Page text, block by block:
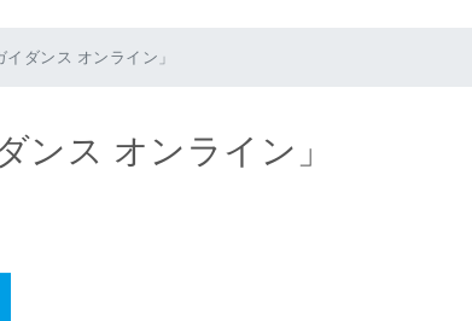
ダンス オンライン」
ンス オンライン」